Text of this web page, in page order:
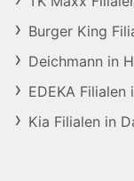
Burger King
Deichmann in
EDEKA Filialen
Kia Filialen in